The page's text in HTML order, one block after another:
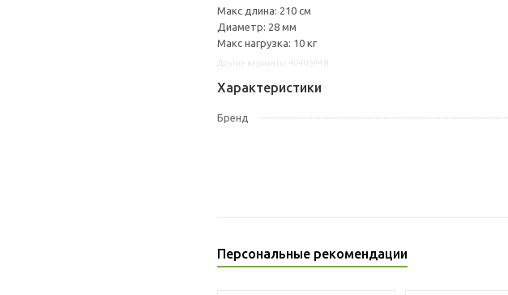
Макс длина: 210 см
Диаметр: 28 мм
Макс нагрузка: 10 кг
Характеристики
Бренд
Персональные рекомендации